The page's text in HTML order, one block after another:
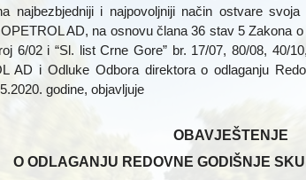
najbezbjedniji i najpovoljniji način ostvare
AD, na osnovu člana 36 stav 5 Zakona
6/02 i “Sl. list Crne Gore” br. 17/07, 80/08, 40/
AD i Odluke Odbora direktora o odlaganju
godine, objavljuje
OBAVJEŠTENJE
O ODLAGANJU REDOVNE GODIŠNJE